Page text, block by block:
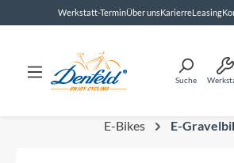
springenWerkstatt-TerminÜber unsKarierreLeasing
Suche
E-Bikes E-